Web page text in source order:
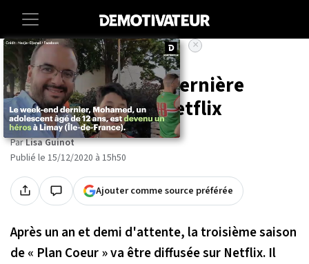
Accueil Entertainment Series
« Plan Coeur » : la dernière
saison arrive sur Netflix
ParLisa Guinot
Publié le 15/12/2020 à 15h50
Ajouter comme source préférée
Après un an et demi d'attente, la troisième saison
de « Plan Coeur » va être diffusée sur Netflix. Il
×